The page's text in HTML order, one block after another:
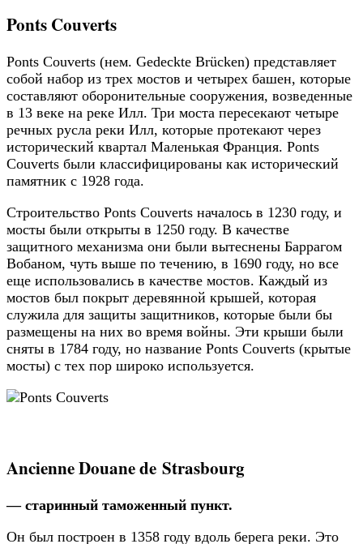
Ponts Couverts
Ponts Couverts (нем. Gedeckte Brücken) представляет
собой набор из трех мостов и четырех башен, которые
составляют оборонительные сооружения, возведенные
в 13 веке на реке Илл. Три моста пересекают четыре
речных русла реки Илл, которые протекают через
исторический квартал Маленькая Франция. Ponts
Couverts были классифицированы как исторический
памятник с 1928 года.
Строительство Ponts Couverts началось в 1230 году, и
мосты были открыты в 1250 году. В качестве
защитного механизма они были вытеснены Баррагом
Вобаном, чуть выше по течению, в 1690 году, но все
еще использовались в качестве мостов. Каждый из
мостов был покрыт деревянной крышей, которая
служила для защиты защитников, которые были бы
размещены на них во время войны. Эти крыши были
сняты в 1784 году, но название Ponts Couverts (крытые
мосты) с тех пор широко используется.
Ancienne Douane de Strasbourg
— старинный таможенный пункт.
Он был построен в 1358 году вдоль берега реки. Это